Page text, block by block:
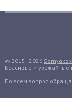
Гранат
Грядки
Гуава
© 2015–2026
Красивые и урожайные
По всем вопрос